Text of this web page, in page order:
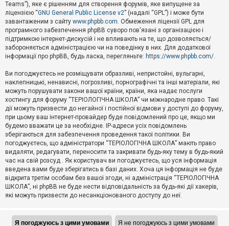
А
к
т
и
в
н
і
м
и
П
о
ш
у
Д
о
п
о
м
Teams”), яке є рішенням для створення форумів, яке випущене за
ліцензією “GNU General Public License v2” (надалі “GPL”) і може бути
завантаженим з сайту www.phpbb.com. Обмеження ліцензії GPL для
програмного забезпечення phpBB суворо пов'язані з організацією і
підтримкою інтернет-дискусій і не впливають на те, що дозволяється/
забороняється адміністрацією чи на поведінку в них. Для додаткової
інформації про phpBB, будь ласка, перегляньте: https://www.phpbb.com/.
Ви погоджуєтесь не розміщувати образливі, непристойні, вульгарні,
наклепницькі, ненависні, погрозливі, порнографічні та інші матеріали, які
можуть порушувати закони вашої країни, країни, яка надає послуги
хостингу для форуму “ТЕРІОЛОГІЧНА ШКОЛА” чи міжнародне право. Такі
дії можуть призвести до негайної і постійної відмови у доступі до форуму,
при цьому ваш інтернет-провайдер буде повідомлений про це, якщо ми
будемо вважати це за необхідне. IP-адреси усіх повідомлень
зберігаються для забезпечення проведення такої політики. Ви
погоджуєтесь, що адміністратори “ТЕРІОЛОГІЧНА ШКОЛА” мають право
видаляти, редагувати, переносити та закривати будь-яку тему в будь-який
час на свій розсуд . Як користувач ви погоджуєтесь, що уся інформація
введена вами буде зберігатись в базі даних. Хоча ця інформація не буде
відкрита третім особам без вашої згоди, ні адміністрація “ТЕРІОЛОГІЧНА
ШКОЛА”, ні phpBB не буде нести відповідальність за будь-які дії хакерів,
які можуть призвести до несанкціонованого доступу до неї.